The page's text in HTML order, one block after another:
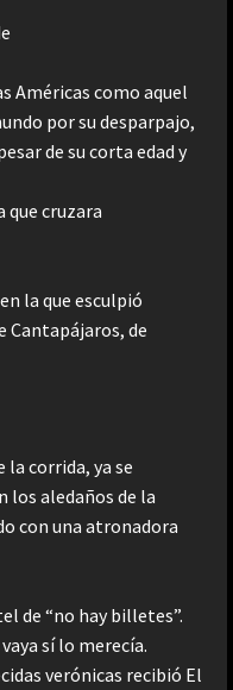
Américas como aquel
por su desparpajo,
de su corta edad y
que cruzara
la que esculpió
Cantapájaros, de
corrida, ya se
los aledaños de la
con una atronadora
de “no hay billetes”.
sí lo merecía.
verónicas recibió El